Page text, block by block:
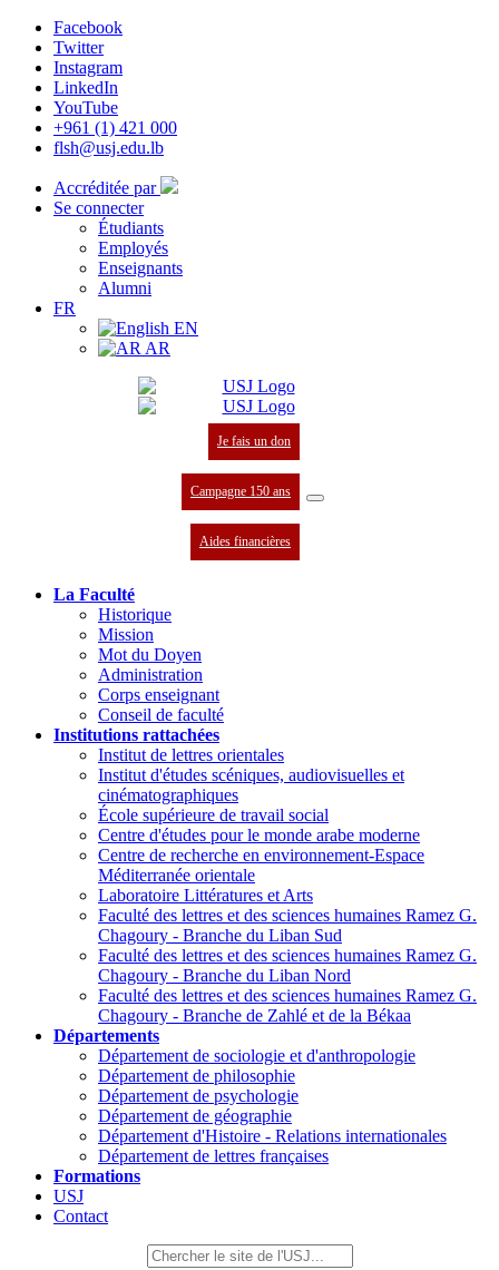
Facebook
Twitter
Instagram
LinkedIn
YouTube
+961 (1) 421 000
flsh@usj.edu.lb
Accréditée par
Se connecter
Étudiants
Employés
Enseignants
Alumni
FR
EN
AR
Je fais un don
Campagne 150 ans
Aides financières
La Faculté
Historique
Mission
Mot du Doyen
Administration
Corps enseignant
Conseil de faculté
Institutions rattachées
Institut de lettres orientales
Institut d'études scéniques, audiovisuelles et
cinématographiques
École supérieure de travail social
Centre d'études pour le monde arabe moderne
Centre de recherche en environnement-Espace
Méditerranée orientale
Laboratoire Littératures et Arts
Faculté des lettres et des sciences humaines Ramez G.
Chagoury - Branche du Liban Sud
Faculté des lettres et des sciences humaines Ramez G.
Chagoury - Branche du Liban Nord
Faculté des lettres et des sciences humaines Ramez G.
Chagoury - Branche de Zahlé et de la Békaa
Départements
Département de sociologie et d'anthropologie
Département de philosophie
Département de psychologie
Département de géographie
Département d'Histoire - Relations internationales
Département de lettres françaises
Formations
USJ
Contact